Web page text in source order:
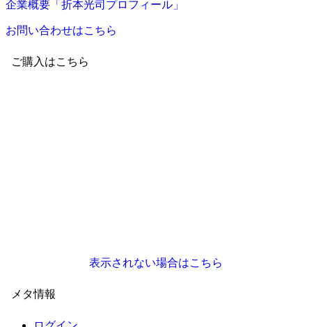
企業概要「折本光司プロフィール」
お問い合わせはこちら
ご購入はこちら
表示されない場合はこちら
メタ情報